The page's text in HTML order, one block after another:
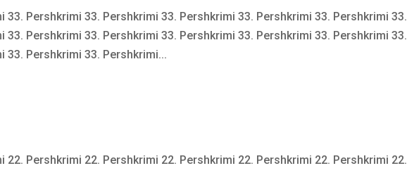
33. Pershkrimi 33. Pershkrimi 33. Pershkrimi 33. Pershkrimi 33. Pershkrimi 33.
33. Pershkrimi 33. Pershkrimi 33. Pershkrimi 33. Pershkrimi 33. Pershkrimi 33.
33. Pershkrimi 33. Pershkrimi...
22. Pershkrimi 22. Pershkrimi 22. Pershkrimi 22. Pershkrimi 22. Pershkrimi 22.